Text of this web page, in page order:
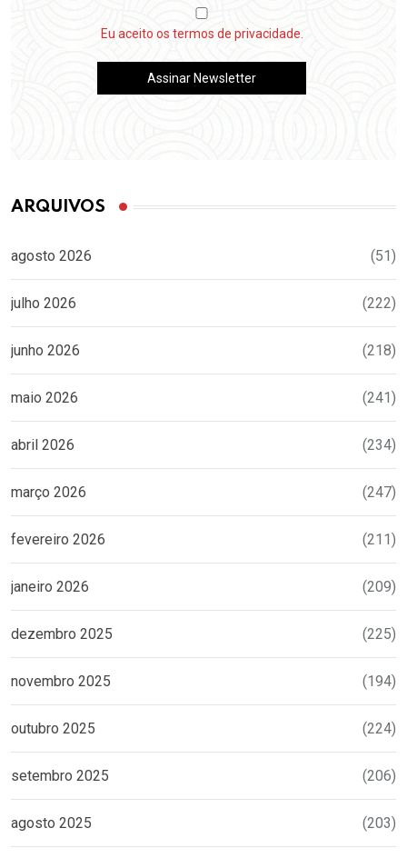
Eu aceito os termos de privacidade.
ARQUIVOS
agosto 2026 (51)
julho 2026 (222)
junho 2026 (218)
maio 2026 (241)
abril 2026 (234)
março 2026 (247)
fevereiro 2026 (211)
janeiro 2026 (209)
dezembro 2025 (225)
novembro 2025 (194)
outubro 2025 (224)
setembro 2025 (206)
agosto 2025 (203)